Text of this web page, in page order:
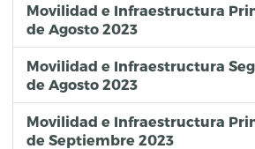
Movilidad e Infraestructura
de Agosto 2023
Movilidad e Infraestructura
de Agosto 2023
Movilidad e Infraestructura
de Septiembre 2023